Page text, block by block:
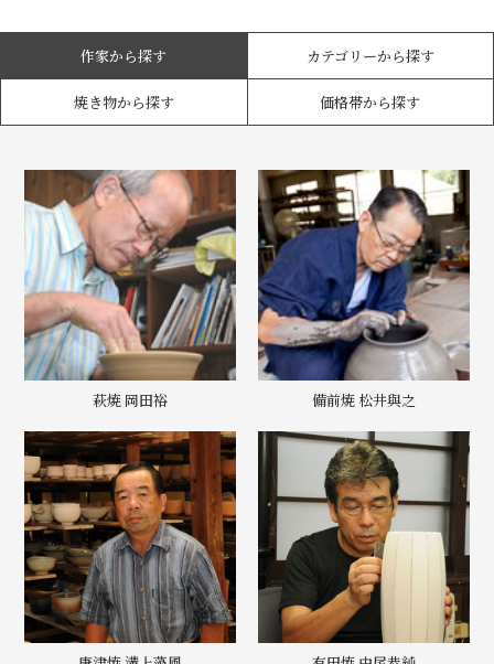
作家から探す カテゴリーから探す
焼き物から探す 価格帯から探す
萩焼 岡田裕 備前焼 松井與之